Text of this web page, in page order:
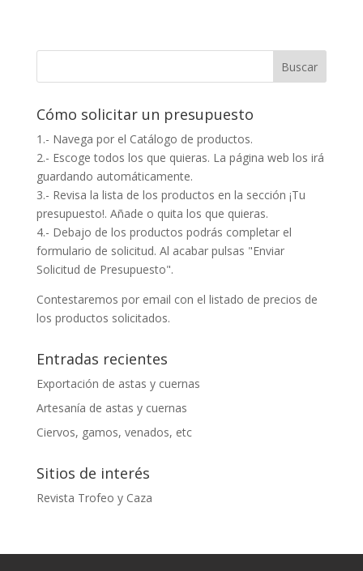
Cómo solicitar un presupuesto
1.- Navega por el Catálogo de productos.
2.- Escoge todos los que quieras. La página web los irá
guardando automáticamente.
3.- Revisa la lista de los productos en la sección ¡Tu
presupuesto!. Añade o quita los que quieras.
4.- Debajo de los productos podrás completar el
formulario de solicitud. Al acabar pulsas "Enviar
Solicitud de Presupuesto".
Contestaremos por email con el listado de precios de
los productos solicitados.
Entradas recientes
Exportación de astas y cuernas
Artesanía de astas y cuernas
Ciervos, gamos, venados, etc
Sitios de interés
Revista Trofeo y Caza